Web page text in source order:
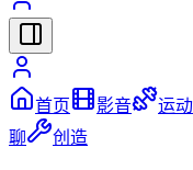
首页 影音 运动
聊
创造